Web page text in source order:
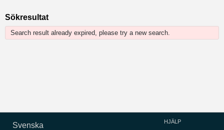
Sökresultat
Search result already expired, please try a new search.
Svenska HJÄLP